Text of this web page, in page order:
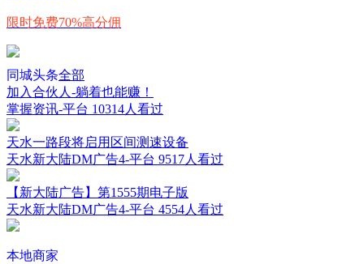
限时免费70%高分佣
同城头条全部
加入合伙人-躺着也能赚！
掌握资讯-平台 10314人看过
天水一路段将启用区间测速设备
天水新大陆DM广告4-平台 9517人看过
【新大陆广告】第1555期电子版
天水新大陆DM广告4-平台 4554人看过
本地商家